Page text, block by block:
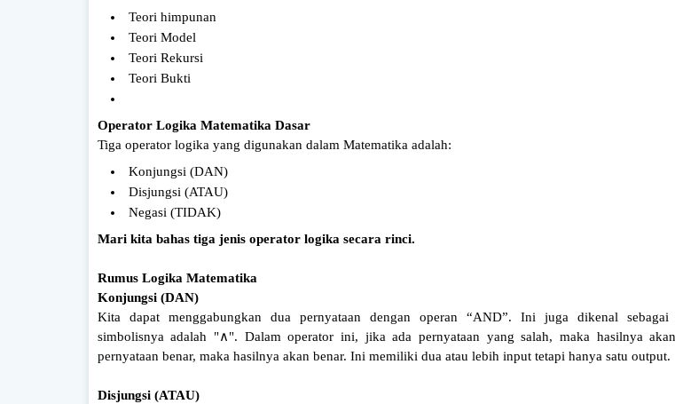
Teori himpunan
Teori Model
Teori Rekursi
Teori Bukti
Operator Logika Matematika Dasar
Tiga operator logika yang digunakan dalam Matematika adalah:
Konjungsi (DAN)
Disjungsi (ATAU)
Negasi (TIDAK)
Mari kita bahas tiga jenis operator logika secara rinci.
Rumus Logika Matematika
Konjungsi (DAN)
Kita dapat menggabungkan dua pernyataan dengan operan “AND”. Ini juga dikenal sebagai
simbolisnya adalah "∧". Dalam operator ini, jika ada pernyataan yang salah, maka hasilnya
pernyataan benar, maka hasilnya akan benar. Ini memiliki dua atau lebih input tetapi hanya satu output.
Disjungsi (ATAU)